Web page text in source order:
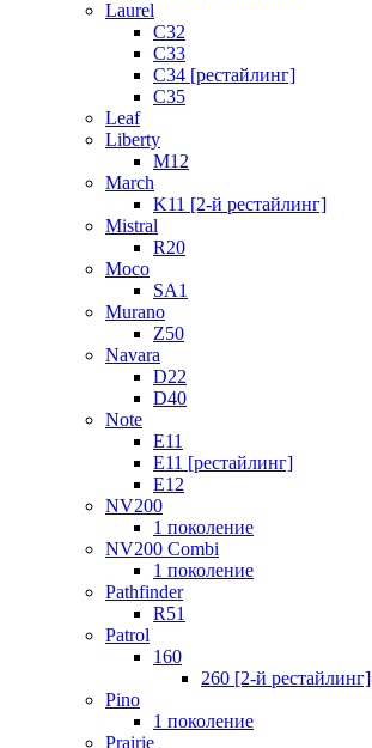
Laurel
C32
C33
C34 [рестайлинг]
C35
Leaf
Liberty
M12
March
K11 [2-й рестайлинг]
Mistral
R20
Moco
SA1
Murano
Z50
Navara
D22
D40
Note
E11
E11 [рестайлинг]
E12
NV200
1 поколение
NV200 Combi
1 поколение
Pathfinder
R51
Patrol
160
260 [2-й рестайлинг]
Pino
1 поколение
Prairie